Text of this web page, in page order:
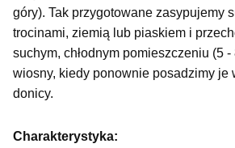
góry). Tak przygotowane zasypujemy
trocinami, ziemią lub piaskiem i
suchym, chłodnym pomieszczeniu (5
wiosny, kiedy ponownie posadzimy je
donicy.
Charakterystyka: